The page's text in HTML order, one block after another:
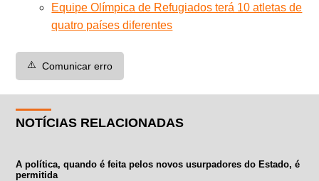
Equipe Olímpica de Refugiados terá 10 atletas de
quatro países diferentes
⚠️ Comunicar erro
NOTÍCIAS RELACIONADAS
A política, quando é feita pelos novos usurpadores do Estado, é
permitida